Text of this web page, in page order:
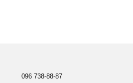
096 738-88-87